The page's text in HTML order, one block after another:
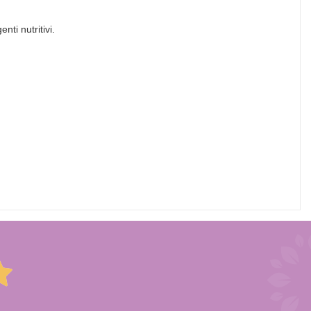
nutritivi.